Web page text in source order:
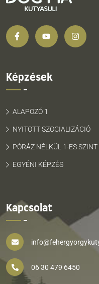
Képzések
ALAPOZÓ 1
NYITOTT SZOCIALIZÁCIÓ
PÓRÁZ NÉLKÜL 1-ES SZINT
EGYÉNI KÉPZÉS
Kapcsolat
06 30 479 6450